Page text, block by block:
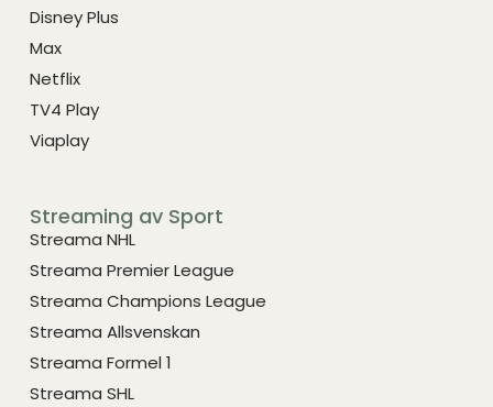
Disney Plus
Max
Netflix
TV4 Play
Viaplay
Streaming av Sport
Streama NHL
Streama Premier League
Streama Champions League
Streama Allsvenskan
Streama Formel 1
Streama SHL